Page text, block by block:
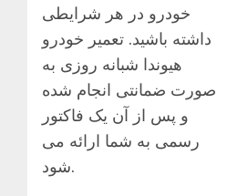
خودرو در هر شرایطی
داشته باشید. تعمیر خودرو
هیوندا شبانه روزی به
صورت ضمانتی انجام شده
و پس از آن یک فاکتور
رسمی به شما ارائه می
شود.